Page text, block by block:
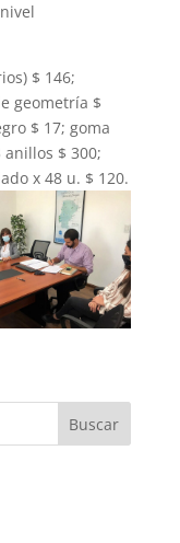
$ 146;
geometría $
$ 17; goma
$ 300;
x 48 u. $ 120.